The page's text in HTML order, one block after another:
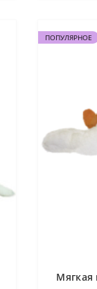
ПОПУЛЯРНОЕ
Мягкая